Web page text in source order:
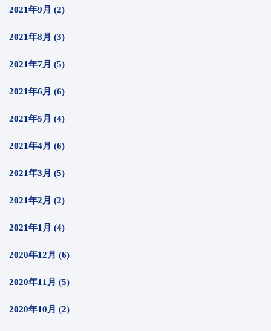
2021年9月 (2)
2021年8月 (3)
2021年7月 (5)
2021年6月 (6)
2021年5月 (4)
2021年4月 (6)
2021年3月 (5)
2021年2月 (2)
2021年1月 (4)
2020年12月 (6)
2020年11月 (5)
2020年10月 (2)